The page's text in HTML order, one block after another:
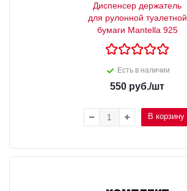
Диспенсер держатель
для рулонной туалетной
бумаги Mantella 925
Есть в наличии
550 руб./шт
В корзину